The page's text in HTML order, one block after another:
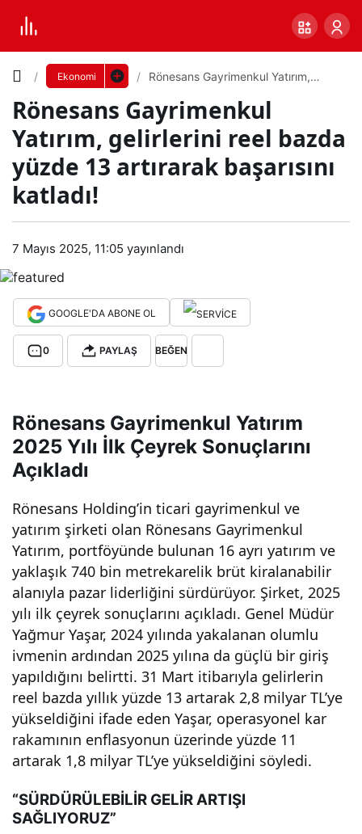
Ekonomi
Rönesans Gayrimenkul Yatırım,
artırarak başarısını katladı!
Rönesans Gayrimenkul
Yatırım, gelirlerini reel bazda
yüzde 13 artırarak başarısını
katladı!
7 Mayıs 2025, 11:05 yayınlandı
GOOGLE'DA ABONE OL
0 PAYLAŞ BEĞEN
Rönesans Gayrimenkul Yatırım
2025 Yılı İlk Çeyrek Sonuçlarını
Açıkladı
Rönesans Holding’in ticari gayrimenkul ve
yatırım şirketi olan Rönesans Gayrimenkul
Yatırım, portföyünde bulunan 16 ayrı yatırım ve
yaklaşık 740 bin metrekarelik brüt kiralanabilir
alanıyla pazar liderliğini sürdürüyor. Şirket, 2025
yılı ilk çeyrek sonuçlarını açıkladı. Genel Müdür
Yağmur Yaşar, 2024 yılında yakalanan olumlu
ivmenin ardından 2025 yılına da güçlü bir giriş
yapıldığını belirtti. 31 Mart itibarıyla gelirlerin
reel bazda yıllık yüzde 13 artarak 2,8 milyar TL’ye
yükseldiğini ifade eden Yaşar, operasyonel kar
rakamının enflasyonun üzerinde yüzde 11
artarak 1,8 milyar TL’ye yükseldiğini söyledi.
“SÜRDÜRÜLEBİLİR GELİR ARTIŞI
SAĞLIYORUZ”
Rön
ns
Gay
rime
Yatı
rım,
gelir
lerin
i
reel
baz
da
yüz
Yazı
Boyutunu
Ayarla
Küçük 100% Dev
Varsayılana
dön